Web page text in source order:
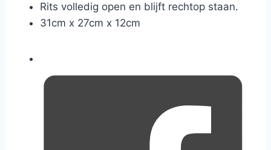
Rits volledig open en blijft rechtop staan.
31cm x 27cm x 12cm